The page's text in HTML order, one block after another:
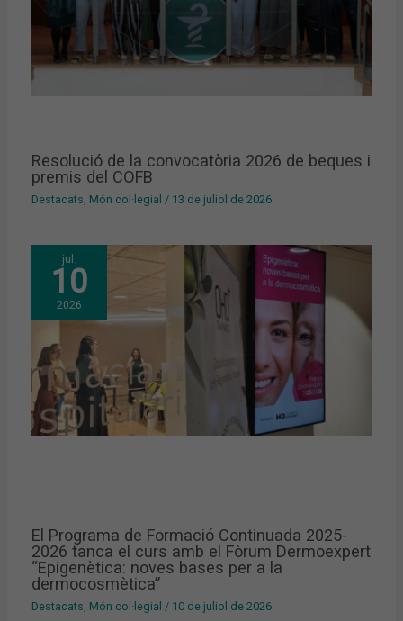
Resolució de la convocatòria 2026 de beques i
premis del COFB
Destacats Món col·legial / 13 de juliol de 2026
jul.
10
2026
El Programa de Formació Continuada 2025-
2026 tanca el curs amb el Fòrum Dermoexpert
“Epigenètica: noves bases per a la
dermocosmètica”
Destacats, Món col·legial / 10 de juliol de 2026